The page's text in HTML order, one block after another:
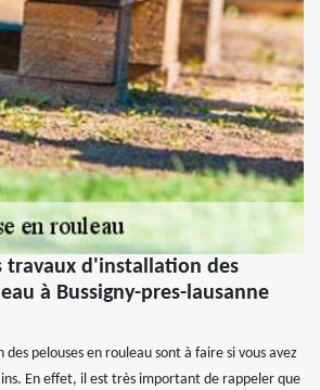
travaux d'installation des
à Bussigny-pres-lausanne
pelouses en rouleau sont à faire si vous avez
En effet, il est très important de rappeler que